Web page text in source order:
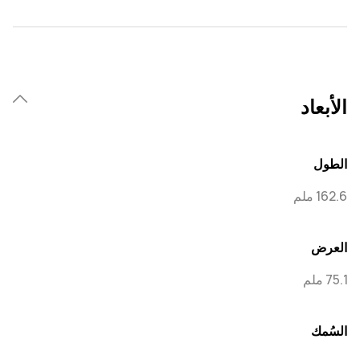
الأبعاد
الطول
162.6 ملم
العرض
75.1 ملم
السُمك